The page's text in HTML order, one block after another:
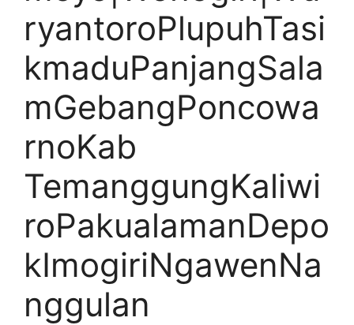
ryantoroPlupuhTasi
kmaduPanjangSala
mGebangPoncowa
rnoKab
TemanggungKaliwi
roPakualamanDepo
kImogiriNgawenNa
nggulan